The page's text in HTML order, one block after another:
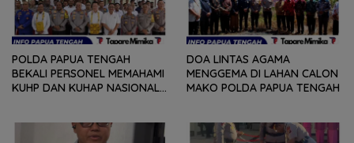
POLDA PAPUA TENGAH
BEKALI PERSONEL MEMAHAMI
KUHP DAN KUHAP NASIONAL
DOA LINTAS AGAMA
MENGGEMA DI LAHAN CALON
MAKO POLDA PAPUA TENGAH